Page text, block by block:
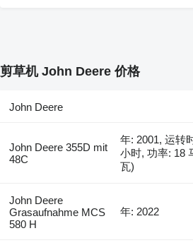
剪草机 John Deere 价格
John Deere
John Deere 355D mit
48C
年: 2001, 运转
小时, 功率: 18
瓦)
John Deere
Grasaufnahme MCS
580 H
年: 2022